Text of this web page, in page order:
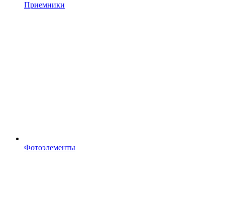
Приемники
Фотоэлементы